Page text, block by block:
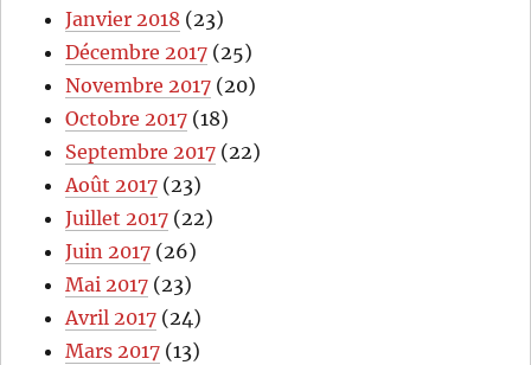
Janvier 2018 (23)
Décembre 2017 (25)
Novembre 2017 (20)
Octobre 2017 (18)
Septembre 2017 (22)
Août 2017 (23)
Juillet 2017 (22)
Juin 2017 (26)
Mai 2017 (23)
Avril 2017 (24)
Mars 2017 (13)